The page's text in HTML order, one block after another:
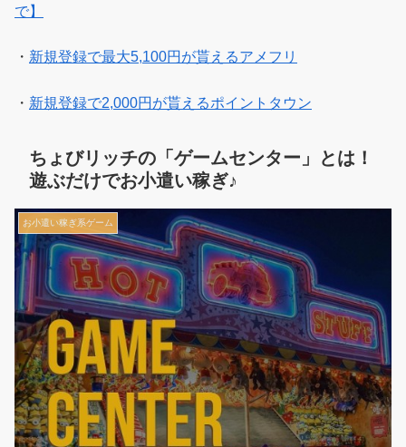
で】
・ 新規登録で最大5,100円が貰えるアメフリ
・ 新規登録で2,000円が貰えるポイントタウン
ちょびリッチの「ゲームセンター」とは！
遊ぶだけでお小遣い稼ぎ♪
お小遣い稼ぎ系ゲーム